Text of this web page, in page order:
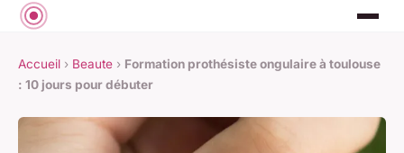
Accueil › Beaute › Formation prothésiste ongulaire à toulouse
: 10 jours pour débuter